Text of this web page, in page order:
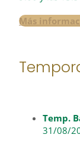
Más
Temp.
31/08/